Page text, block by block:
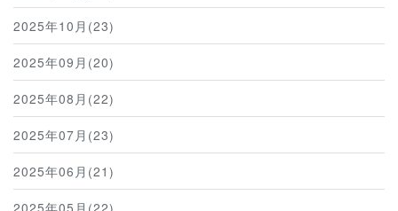
2025年10月(23)
2025年09月(20)
2025年08月(22)
2025年07月(23)
2025年06月(21)